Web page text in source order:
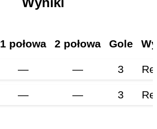
1 połowa 2 połowa Gole
— — 3
— — 3